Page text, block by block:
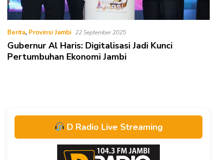
Berita, Provinsi Jambi 22 September 2025
Gubernur Al Haris: Digitalisasi Jadi Kunci
Pertumbuhan Ekonomi Jambi
D Radio Live Streaming